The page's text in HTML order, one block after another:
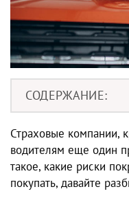
СОДЕРЖАНИЕ
Страховые компании,
водителям еще один
такое, какие риски
покупать, давайте